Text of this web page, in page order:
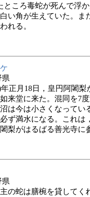
ところ毒蛇が死んで浮
い角が生えていた。ま
れる。
県
年正月18日，皇円阿闍
来堂に来た。混同を7
は今は小さくなってい
ず満水になる。これ
梨がはるばる善光寺に
県
の蛇は膳椀を貸してく